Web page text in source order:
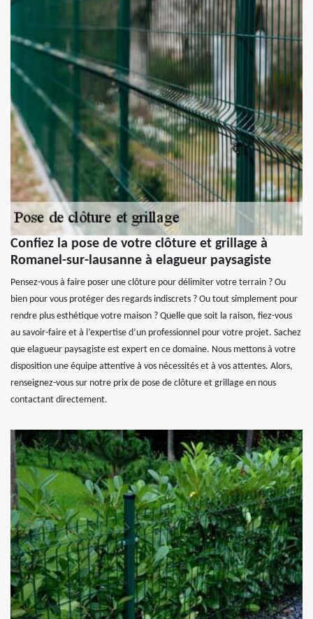
Confiez la pose de votre clôture et grillage à
Romanel-sur-lausanne à elagueur paysagiste
Pensez-vous à faire poser une clôture pour délimiter votre terrain ? Ou
bien pour vous protéger des regards indiscrets ? Ou tout simplement pour
rendre plus esthétique votre maison ? Quelle que soit la raison, fiez-vous
au savoir-faire et à l’expertise d’un professionnel pour votre projet. Sachez
que elagueur paysagiste est expert en ce domaine. Nous mettons à votre
disposition une équipe attentive à vos nécessités et à vos attentes. Alors,
renseignez-vous sur notre prix de pose de clôture et grillage en nous
contactant directement.